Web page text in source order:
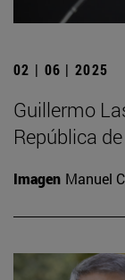
02 | 06 | 2025
Guillermo
República
Imagen Manuel